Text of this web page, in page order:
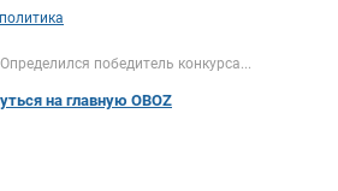
Определился победитель конкурса...
на главную OBOZ